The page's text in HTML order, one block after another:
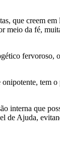
que creem
da fé,
fervoroso,
tem
interna que
de Ajuda,